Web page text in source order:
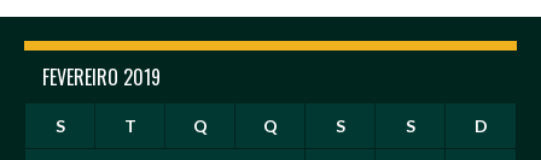
FEVEREIRO 2019
S T Q Q S S D